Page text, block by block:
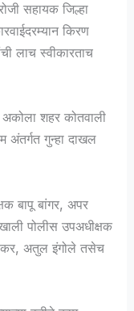
सहायक जिल्हा
किरण
लाच स्वीकारताच
अकोला शहर कोतवाली
अंतर्गत गुन्हा दाखल
बापू बांगर, अपर
पोलीस उपअधीक्षक
अतुल इंगोले तसेच